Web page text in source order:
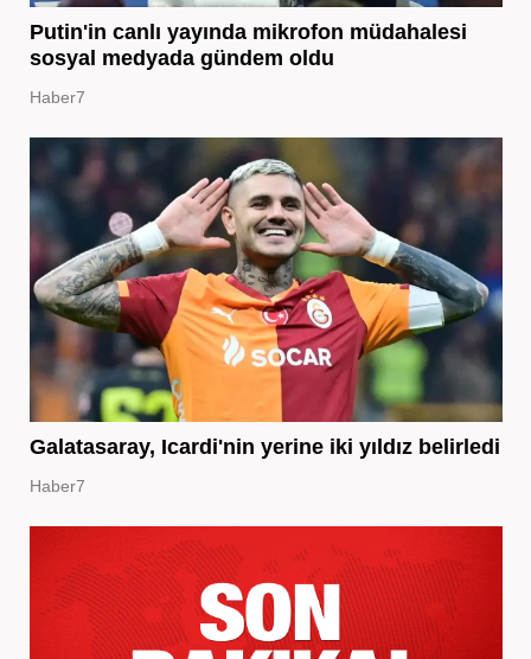
Putin'in canlı yayında mikrofon müdahalesi
sosyal medyada gündem oldu
Haber7
Galatasaray, Icardi'nin yerine iki yıldız belirledi
Haber7